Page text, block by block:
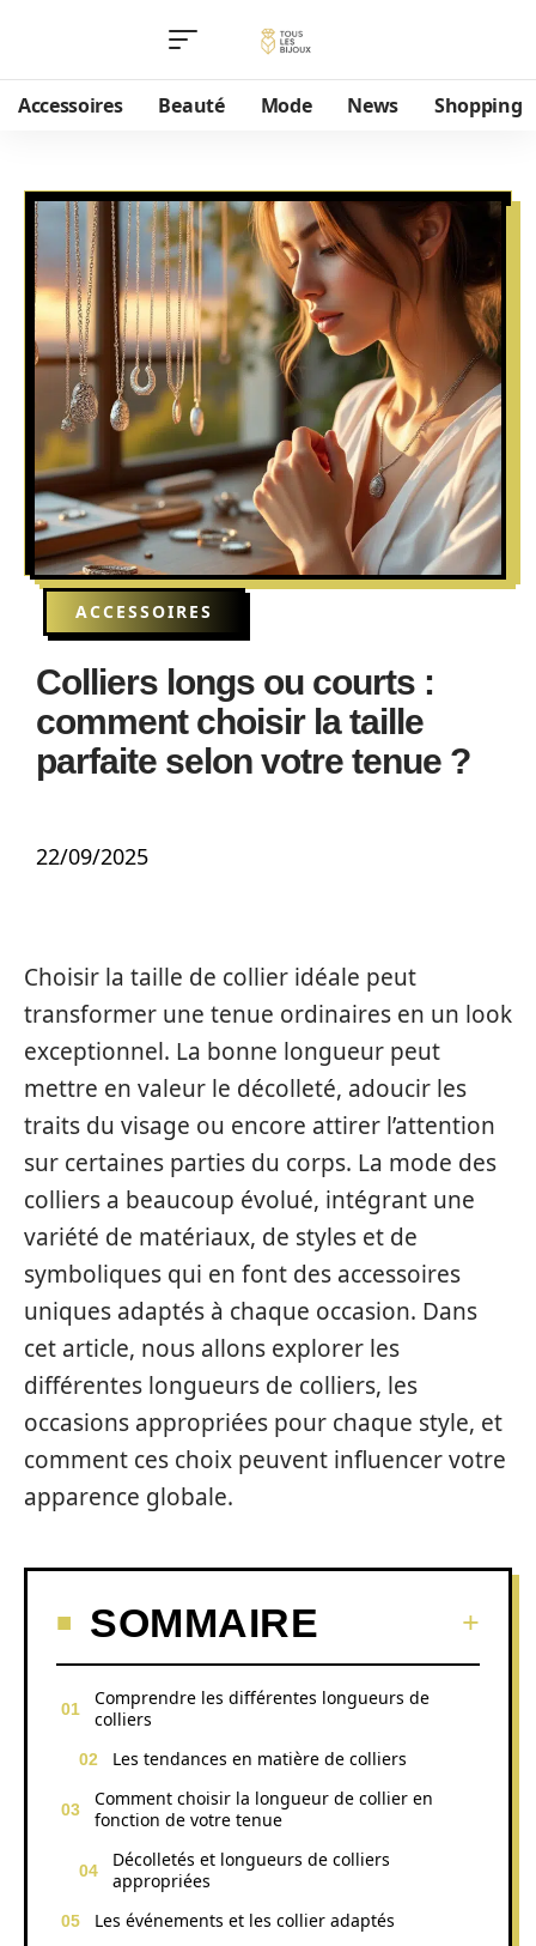
Accessoires Beauté Mode News Shopping
ACCESSOIRES
Colliers longs ou courts :
comment choisir la taille
parfaite selon votre tenue ?
22/09/2025
Choisir la taille de collier idéale peut
transformer une tenue ordinaires en un look
exceptionnel. La bonne longueur peut
mettre en valeur le décolleté, adoucir les
traits du visage ou encore attirer l’attention
sur certaines parties du corps. La mode des
colliers a beaucoup évolué, intégrant une
variété de matériaux, de styles et de
symboliques qui en font des accessoires
uniques adaptés à chaque occasion. Dans
cet article, nous allons explorer les
différentes longueurs de colliers, les
occasions appropriées pour chaque style, et
comment ces choix peuvent influencer votre
apparence globale.
SOMMAIRE
Comprendre les différentes longueurs de
colliers
Les tendances en matière de colliers
Comment choisir la longueur de collier en
fonction de votre tenue
Décolletés et longueurs de colliers
appropriées
Les événements et les collier adaptés